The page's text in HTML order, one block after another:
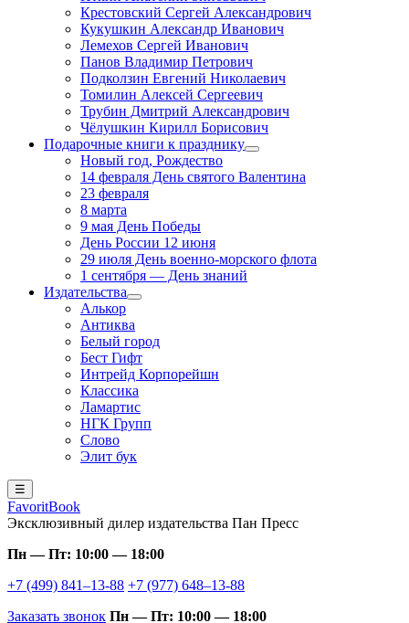
Крестовский Сергей Александрович
Кукушкин Александр Иванович
Лемехов Сергей Иванович
Панов Владимир Петрович
Подколзин Евгений Николаевич
Томилин Алексей Сергеевич
Трубин Дмитрий Александрович
Чёлушкин Кирилл Борисович
Подарочные книги к празднику
Новый год, Рождество
14 февраля День святого Валентина
23 февраля
8 марта
9 мая День Победы
День России 12 июня
29 июля День военно-морского флота
1 сентября — День знаний
Издательства
Алькор
Антиква
Белый город
Бест Гифт
Интрейд Корпорейшн
Классика
Ламартис
НГК Групп
Слово
Элит бук
☰
FavoritBook
Эксклюзивный дилер издательства Пан Пресс
Пн — Пт: 10:00 — 18:00
+7 (499) 841–13-88 +7 (977) 648–13-88
Заказать звонок Пн — Пт: 10:00 — 18:00